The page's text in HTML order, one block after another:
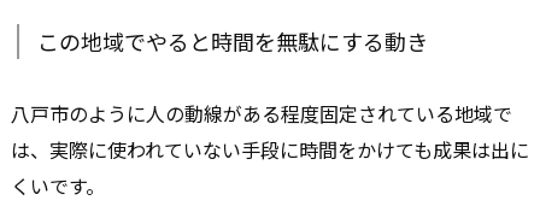
この地域でやると時間を無駄にする動き
八戸市のように人の動線がある程度固定されている地域で
は、実際に使われていない手段に時間をかけても成果は出に
くいです。